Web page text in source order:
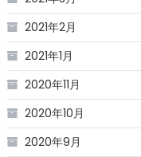
2021年2月
2021年1月
2020年11月
2020年10月
2020年9月